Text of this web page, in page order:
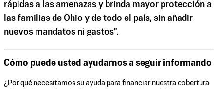
rápidas a las amenazas y brinda mayor protección a
las familias de Ohio y de todo el país, sin añadir
nuevos mandatos ni gastos".
Cómo puede usted ayudarnos a seguir informando
¿Por qué necesitamos su ayuda para financiar nuestra cobertura